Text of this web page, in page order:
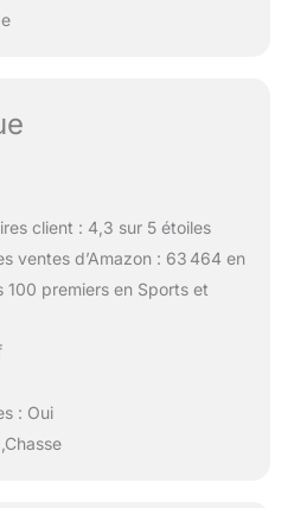
client : 4,3 sur 5 étoiles
ventes d’Amazon : 63 464 en
100 premiers en Sports et
: Oui